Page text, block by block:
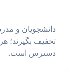
تخفیف بگیرند؛
دسترس است.